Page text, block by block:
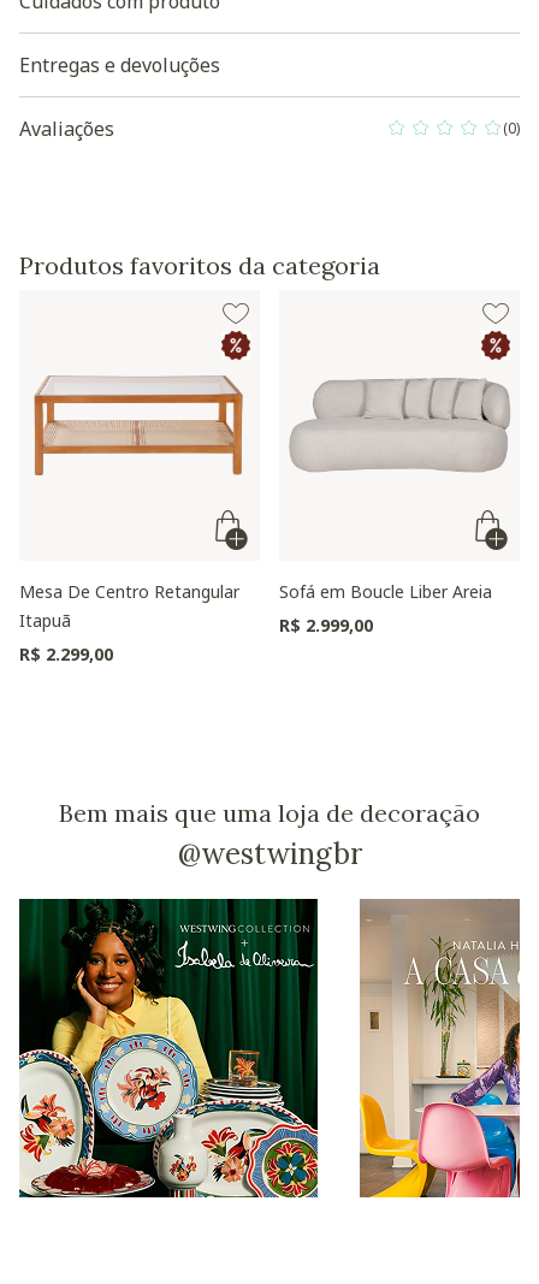
Entregas e devoluções
Avaliações 0 out of 5 (0)
Produtos favoritos da categoria
Mesa De Centro Retangular
Itapuã
R$ 2.299,00
Sofá em Boucle Liber Areia
R$ 2.999,00
Bem mais que uma loja de decoração
@westwingbr